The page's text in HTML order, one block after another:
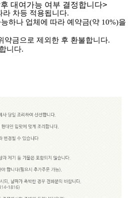
대여가능 여부 결정합니다>
라 차등 적용됩니다.
하나 업체에 따라 예약금(약 10%)을
약금으로 제외한 후 환불합니다.
니다.